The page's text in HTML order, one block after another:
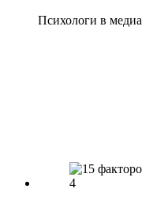
Психологи в медиа